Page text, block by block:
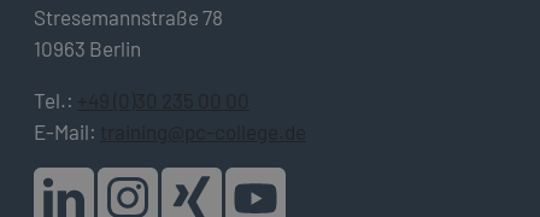
Stresemannstraße 78
10963 Berlin
Tel.: +49 (0)30 235 00 00
E-Mail: training@pc-college.de